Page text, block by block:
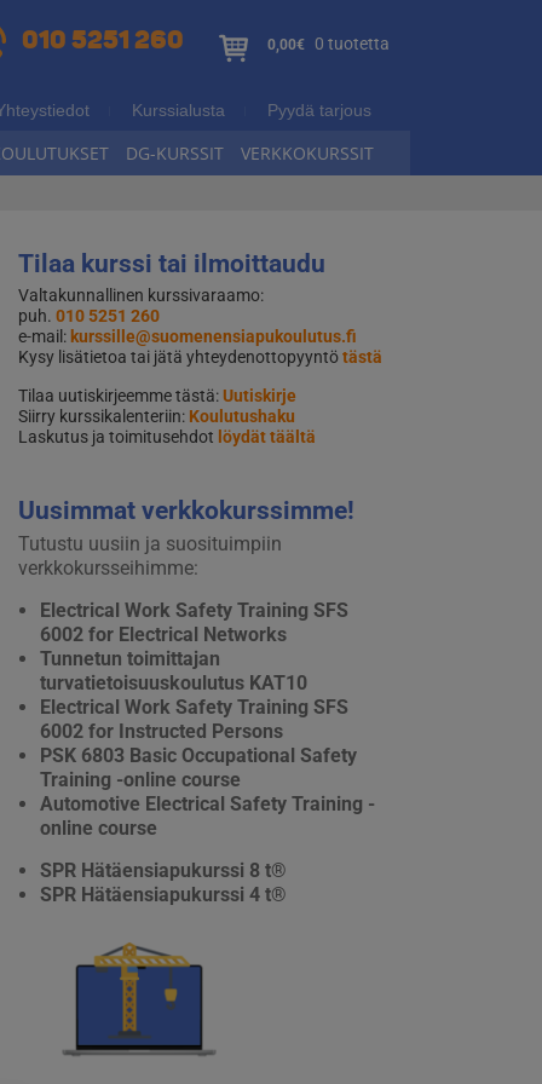
010 5251 260 0,00€ 0 tuotetta
Kurssialusta Pyydä tarjous
DG-KURSSIT VERKKOKURSSIT
Tilaa kurssi tai ilmoittaudu
Valtakunnallinen kurssivaraamo:
puh.010 5251 260
e-mail: kurssille@suomenensiapukoulutus.fi
Kysy lisätietoa tai jätä yhteydenottopyyntötästä
Tilaa uutiskirjeemme tästä:Uutiskirje
Siirry kurssikalenteriin: Koulutushaku
Laskutus ja toimitusehdot löydät täältä
Uusimmat verkkokurssimme!
Tutustu uusiin ja suosituimpiin
verkkokursseihimme:
Electrical Work Safety Training SFS
6002 for Electrical Networks
Tunnetun toimittajan
turvatietoisuuskoulutus KAT10
Electrical Work Safety Training SFS
6002 for Instructed Persons
PSK 6803 Basic Occupational Safety
Training -online course
Automotive Electrical Safety Training -
online course
SPR Hätäensiapukurssi 8 t®
SPR Hätäensiapukurssi 4 t®